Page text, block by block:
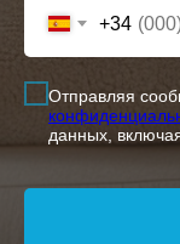
+34
Отправляя
данных,